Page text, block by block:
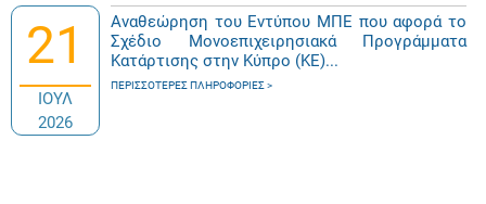
21
ΙΟΥΛ
2026
Αναθεώρηση του Εντύπου ΜΠΕ που αφορά το
Σχέδιο Μονοεπιχειρησιακά Προγράμματα
Κατάρτισης στην Κύπρο (ΚΕ)...
ΠΕΡΙΣΣΌΤΕΡΕΣ ΠΛΗΡΟΦΟΡΊΕΣ